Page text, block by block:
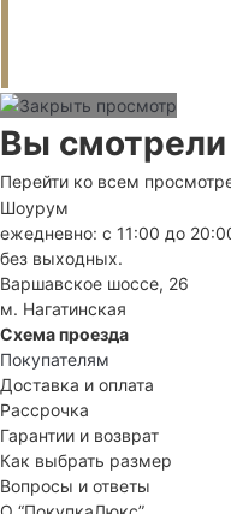
Вы смотрели
Перейти ко всем
Шоурум
ежедневно: с 11:00 до
без выходных.
Варшавское шоссе, 26
м. Нагатинская
Схема проезда
Покупателям
Доставка и оплата
Рассрочка
Гарантии и возврат
Как выбрать размер
Вопросы и ответы